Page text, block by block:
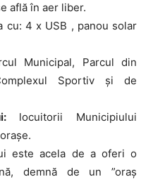
află în aer liber.
cu: 4 x USB , panou solar
Municipal, Parcul din
Sportiv și de
locuitorii Municipiului
este acela de a oferi o
demnă de un ”oraș